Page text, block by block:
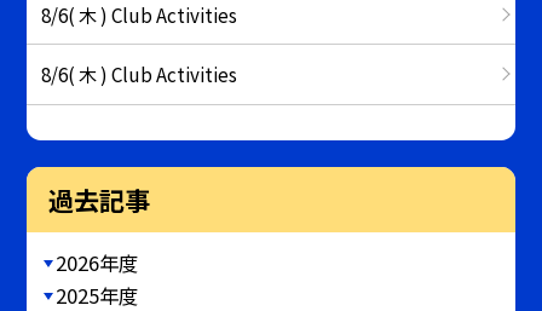
8/6( 木 ) Club Activities
8/6( 木 ) Club Activities
過去記事
2026年度
2025年度